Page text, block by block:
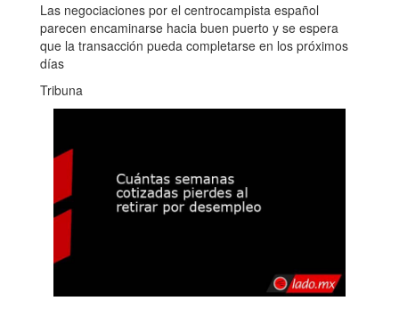
Las negociaciones por el centrocampista español
parecen encaminarse hacia buen puerto y se espera
que la transacción pueda completarse en los próximos
días
Tribuna